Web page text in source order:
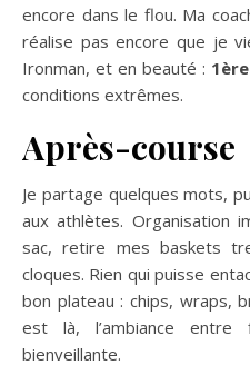
encore dans le flou. Ma
réalise pas encore que je
Ironman, et en beauté :
conditions extrêmes.
Après-course
Je partage quelques mots,
aux athlètes. Organisation
sac, retire mes baskets
cloques. Rien qui puisse
bon plateau : chips, wraps,
est là, l’ambiance entre
bienveillante.